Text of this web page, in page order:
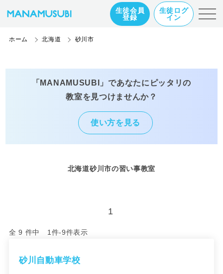
生徒会員
登録
生徒ログ
イン
ホーム 北海道 砂川市
「MANAMUSUBI」であなたにピッタリの
教室を見つけませんか？
使い方を見る
北海道砂川市の習い事教室
1
全 9 件中 1件-9件表示
砂川自動車学校